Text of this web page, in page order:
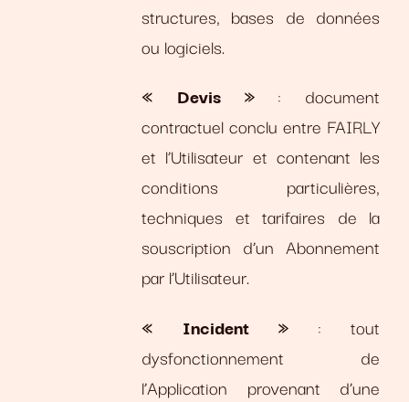
structures, bases de données
ou logiciels.
« Devis »: document
contractuel conclu entre FAIRLY
et l’Utilisateur et contenant les
conditions particulières,
techniques et tarifaires de la
souscription d’un Abonnement
par l’Utilisateur.
« Incident » : tout
dysfonctionnement de
l’Application provenant d’une